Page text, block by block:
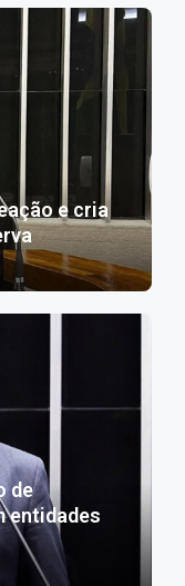
e cria
de
entidades